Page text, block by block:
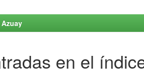
en el